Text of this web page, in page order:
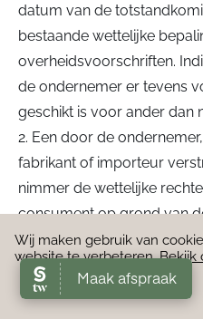
datum van de
bestaande wettelijke
overheidsvoorschriften.
de ondernemer er tevens
geschikt is voor ander dan
2. Een door de
fabrikant of importeur
nimmer de wettelijke
consument op grond van
de ondernemer kan doen
is tekortgeschoten in de
overeenkomst.
Wij maken gebruik van
website te verbeteren.Bekijk